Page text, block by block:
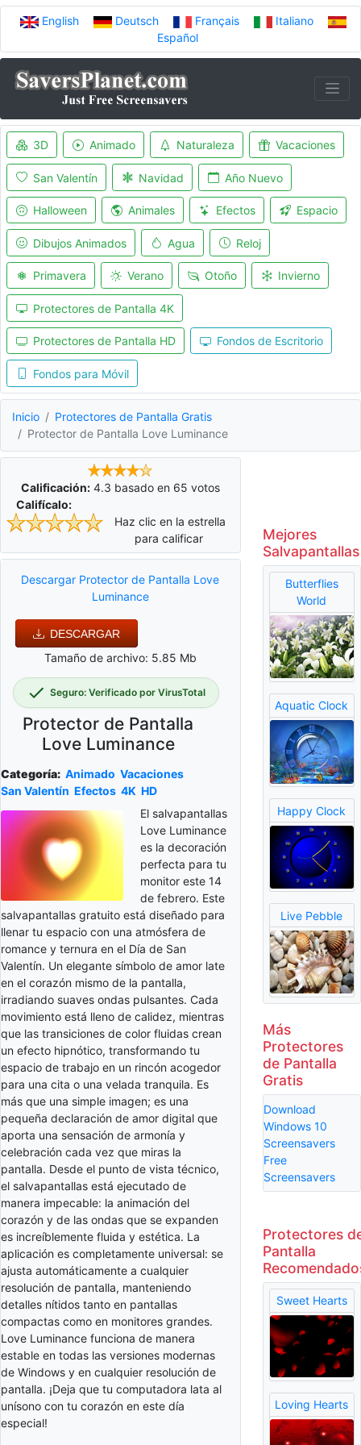
English Deutsch Français
Italiano
Español
3D Animado Naturaleza Vacaciones
San Valentín Navidad Año Nuevo
Halloween Animales Efectos Espacio
Dibujos Animados Agua Reloj
Primavera Verano Otoño Invierno
Protectores de Pantalla 4K
Protectores de Pantalla HD Fondos de Escritorio
Fondos para Móvil
Inicio
Protectores de Pantalla Gratis
Protector de Pantalla Love Luminance
Calificación: 4.3 basado en 65 votos
Califícalo:
Haz clic en la estrella
para calificar
Descargar Protector de Pantalla Love
Luminance
DESCARGAR
Tamaño de archivo: 5.85 Mb
Seguro: Verificado por VirusTotal
Protector de Pantalla
Love Luminance
Categoría: Animado Vacaciones
San Valentín Efectos 4K HD
El salvapantallas
Love Luminance
es la decoración
perfecta para tu
monitor este 14
de febrero. Este
salvapantallas gratuito está diseñado para
llenar tu espacio con una atmósfera de
romance y ternura en el Día de San
Valentín. Un elegante símbolo de amor late
en el corazón mismo de la pantalla,
irradiando suaves ondas pulsantes. Cada
movimiento está lleno de calidez, mientras
que las transiciones de color fluidas crean
un efecto hipnótico, transformando tu
espacio de trabajo en un rincón acogedor
para una cita o una velada tranquila. Es
más que una simple imagen; es una
pequeña declaración de amor digital que
aporta una sensación de armonía y
celebración cada vez que miras la
pantalla. Desde el punto de vista técnico,
el salvapantallas está ejecutado de
manera impecable: la animación del
corazón y de las ondas que se expanden
es increíblemente fluida y estética. La
aplicación es completamente universal: se
ajusta automáticamente a cualquier
resolución de pantalla, manteniendo
detalles nítidos tanto en pantallas
compactas como en monitores grandes.
Love Luminance funciona de manera
estable en todas las versiones modernas
de Windows y en cualquier resolución de
pantalla. ¡Deja que tu computadora lata al
unísono con tu corazón en este día
especial!
Mejores
Salvapantallas
Butterflies
World
Aquatic Clock
Happy Clock
Live Pebble
Más
Protectores
de Pantalla
Gratis
Download
Windows 10
Screensavers
Free
Screensavers
Protectores
Pantalla
Sweet Hearts
Loving Hearts